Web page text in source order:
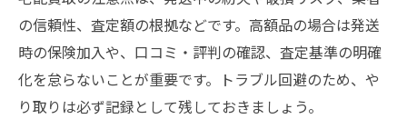
の信頼性、査定額の根拠などです。高額品の場合は発送
時の保険加入や、口コミ・評判の確認、査定基準の明確
化を怠らないことが重要です。トラブル回避のため、や
り取りは必ず記録として残しておきましょう。